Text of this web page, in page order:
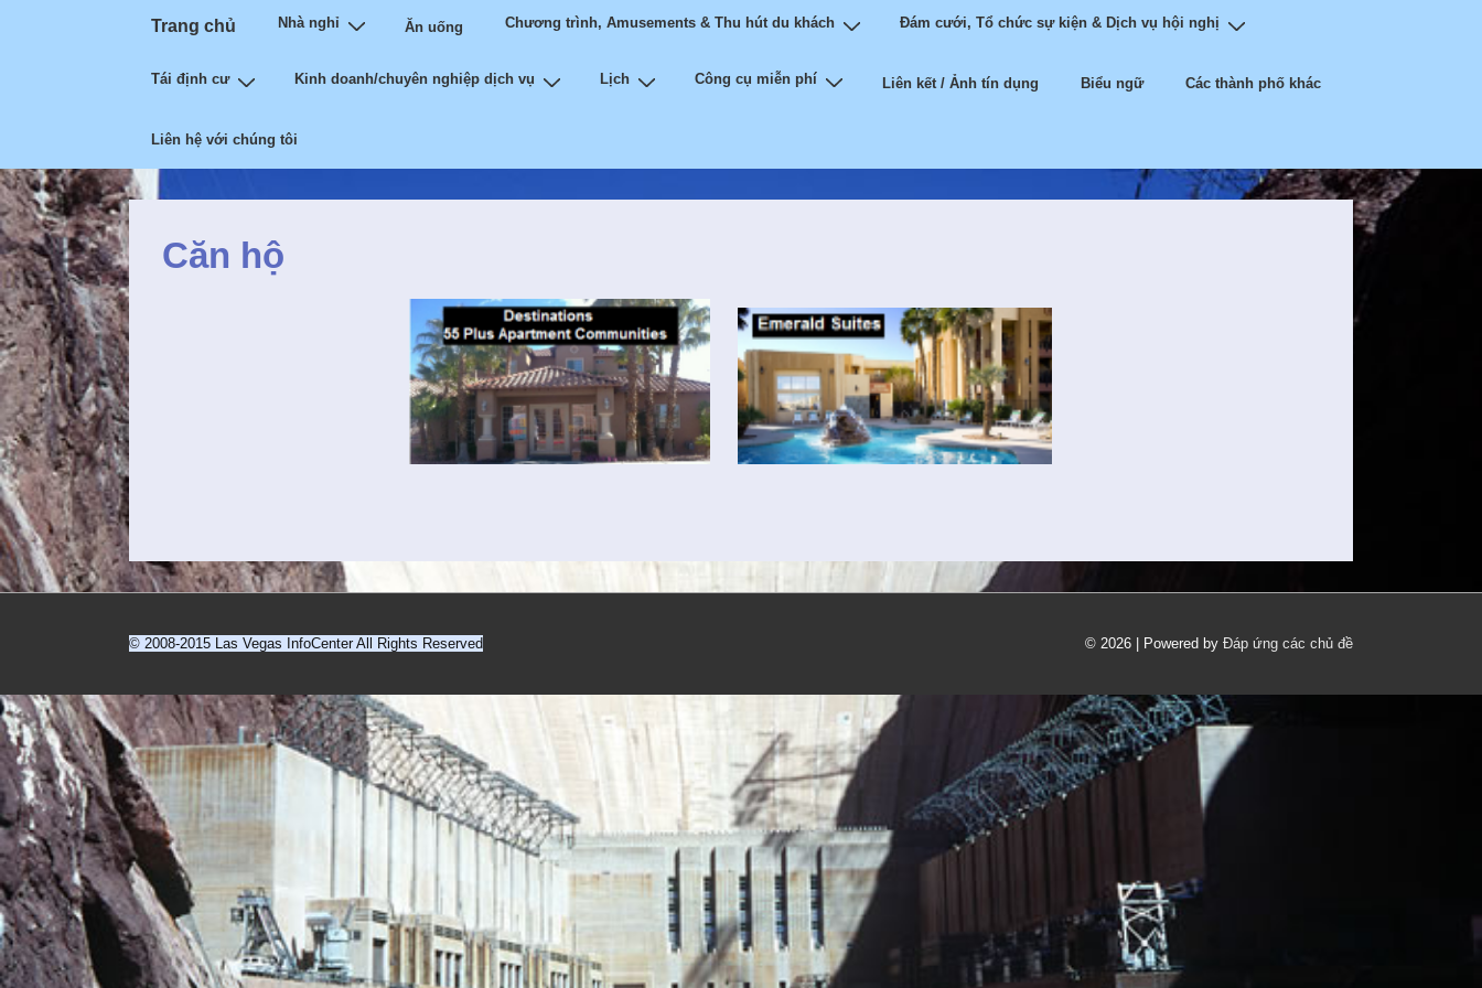
Main
Trang chủ Nhà nghỉ Ăn uống Chương trình, Amusements & Thu hút du khách Đám cưới, Tổ chức sự kiện & Dịch vụ hội nghị
Tái định cư Kinh doanh/chuyên nghiệp dịch vụ Lịch Công cụ miễn phí Liên kết / Ảnh tín dụng Biểu ngữ Các thành phố khác
Liên hệ với chúng tôi
Căn hộ
© 2008-2015 Las Vegas InfoCenter All Rights Reserved
Menu
© 2026 Powered by Đáp ứng các chủ đề